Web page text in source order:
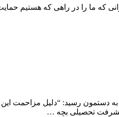
که ما را در راهی که هستیم
دستمون رسید: “دلیل مزاحمت
تحصیلی بچه …